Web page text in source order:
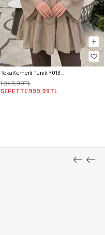
1.249,99TL
SEPETTE999,99TL